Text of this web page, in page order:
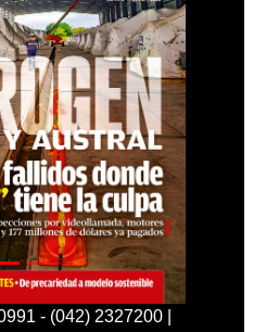
- (042) 2327200 |